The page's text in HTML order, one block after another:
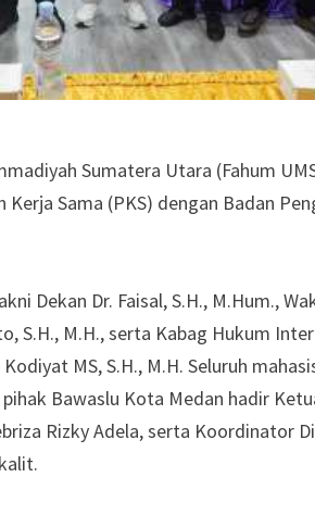
Sumatera Utara (Fahum
Sama (PKS) dengan Badan
Dekan Dr. Faisal, S.H., M.Hum.,
S.H., M.H., serta Kabag Hukum
MS, S.H., M.H. Seluruh
Bawaslu Kota Medan hadir
Rizky Adela, serta Koordinator